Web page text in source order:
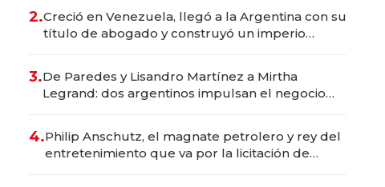
2.Creció en Venezuela, llegó a la Argentina con su
título de abogado y construyó un imperio
3.De Paredes y Lisandro Martínez a Mirtha
Legrand: dos argentinos impulsan el negocio
4.Philip Anschutz, el magnate petrolero y rey del
entretenimiento que va por la licitación de